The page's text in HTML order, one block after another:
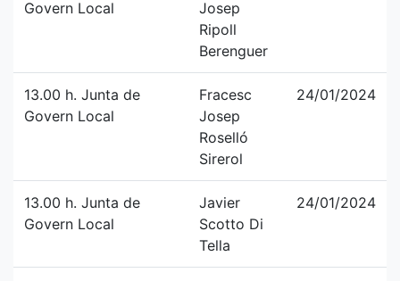
Govern Local
Josep
Ripoll
Berenguer
13.00 h. Junta de
Govern Local
Fracesc
Josep
Roselló
Sirerol
24/01/2024
13.00 h. Junta de
Govern Local
Javier
Scotto Di
Tella
24/01/2024